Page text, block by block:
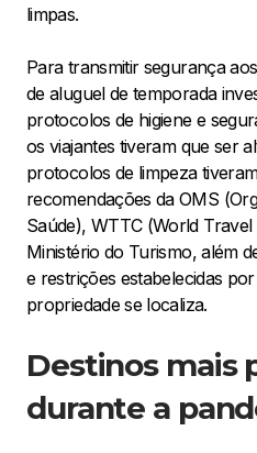
limpas.
Para transmitir segurança
de aluguel de temporada
protocolos de higiene e
os viajantes tiveram que ser
protocolos de limpeza
recomendações da OMS
Saúde), WTTC (World
Ministério do Turismo, além
e restrições estabelecidas
propriedade se localiza.
Destinos mais
durante a